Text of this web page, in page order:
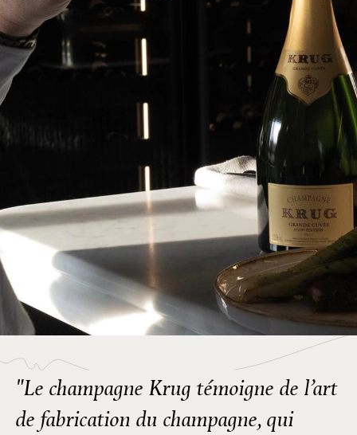
"Le champagne Krug témoigne de l’art
de fabrication du champagne, qui